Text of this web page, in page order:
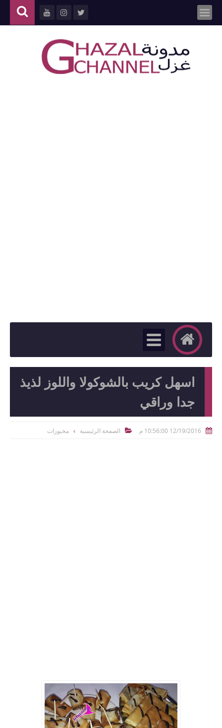
اسهل كريب بالشوكولا واللوز لذيذ
جدا وراقي
 12/19/2016 10:56:00 م  الصفحة الرئيسية مخبوزات